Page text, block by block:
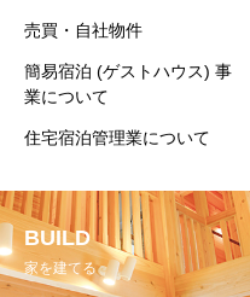
売買・自社物件
簡易宿泊 (ゲストハウス) 事
業について
住宅宿泊管理業について
BUILD
家を建てる